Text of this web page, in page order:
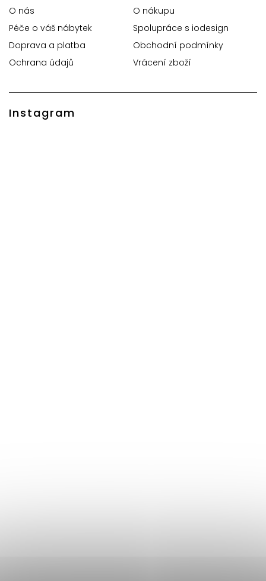
O nás
O nákupu
Péče o váš nábytek
Spolupráce s iodesign
Doprava a platba
Obchodní podmínky
Ochrana údajů
Vrácení zboží
Instagram